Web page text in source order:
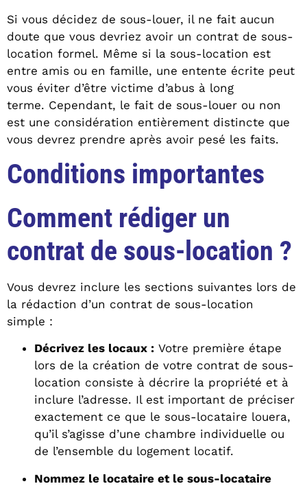
Si vous décidez de sous-louer, il ne fait aucun
doute que vous devriez avoir un contrat de sous-
location formel. Même si la sous-location est
entre amis ou en famille, une entente écrite peut
vous éviter d’être victime d’abus à long
terme. Cependant, le fait de sous-louer ou non
est une considération entièrement distincte que
vous devrez prendre après avoir pesé les faits.
Conditions importantes
Comment rédiger un
contrat de sous-location ?
Vous devrez inclure les sections suivantes lors de
la rédaction d’un contrat de sous-location
simple :
Décrivez les locaux : Votre première étape
lors de la création de votre contrat de sous-
location consiste à décrire la propriété et à
inclure l’adresse. Il est important de préciser
exactement ce que le sous-locataire louera,
qu’il s’agisse d’une chambre individuelle ou
de l’ensemble du logement locatif.
Nommez le locataire et le sous-locataire